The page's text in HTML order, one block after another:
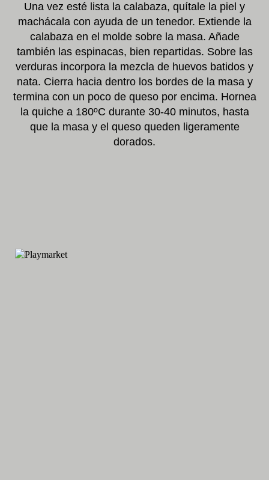
Una vez esté lista la calabaza, quítale la piel y
machácala con ayuda de un tenedor. Extiende la
calabaza en el molde sobre la masa. Añade
también las espinacas, bien repartidas. Sobre las
verduras incorpora la mezcla de huevos batidos y
nata. Cierra hacia dentro los bordes de la masa y
termina con un poco de queso por encima. Hornea
la quiche a 180ºC durante 30-40 minutos, hasta
que la masa y el queso queden ligeramente
dorados.